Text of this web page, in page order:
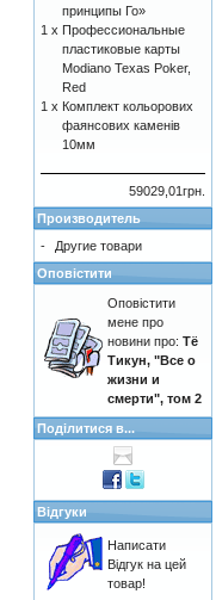
принципы Го»
1 x Профессиональные
пластиковые карты
Modiano Texas Poker,
Red
1 x Комплект кольорових
фаянсових каменів
10мм
59029,01грн.
Производитель
-
Другие товари
Оповістити
Оповістити
мене про
новини про: Тё
Тикун, "Все о
жизни и
смерти", том 2
Поділитися в...
Відгуки
Написати
Відгук на цей
товар!